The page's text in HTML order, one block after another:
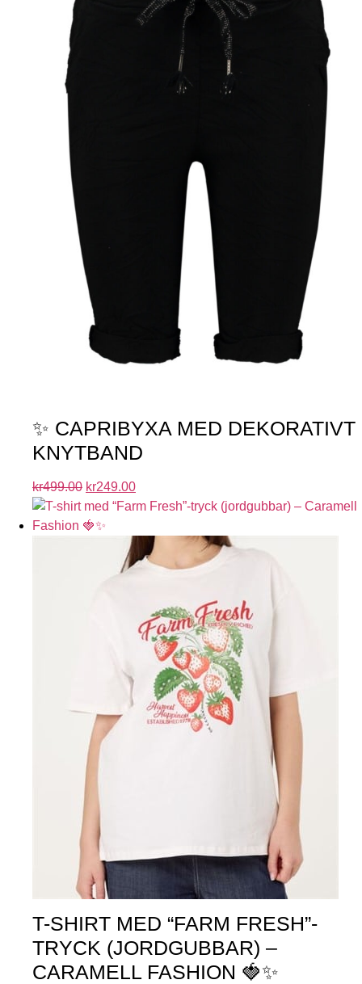
✨ CAPRIBYXA MED DEKORATIVT
KNYTBAND
kr499.00 kr249.00
T-SHIRT MED “FARM FRESH”-
TRYCK (JORDGUBBAR) –
CARAMELL FASHION 🍓✨